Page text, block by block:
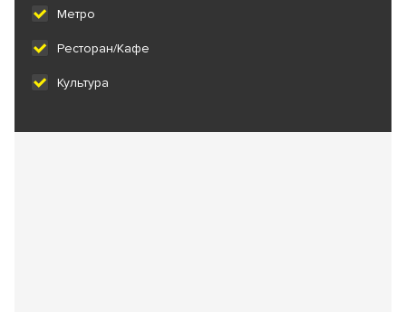
Метро
Ресторан/Кафе
Культура